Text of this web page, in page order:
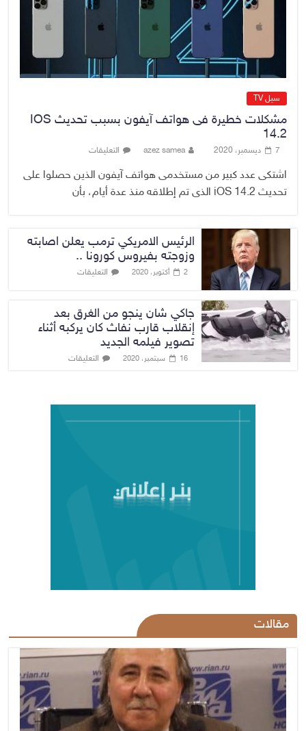
المشاريع الاستراتيجية بالموصل
ويشدد على ضرورة إنجازها
سيل TV
مشكلات خطيرة فى هواتف آيفون بسبب تحديث IOS
14.2
7 ديسمبر، 2020 azez samea التعليقات
اشتكى عدد كبير من مستخدمى هواتف آيفون الذين حصلوا على
تحديث iOS 14.2 الذى تم إطلاقه منذ عدة أيام، بأن
الرئيس الامريكي ترمب يعلن اصابته
وزوجته بفيروس كورونا ..
2 أكتوبر، 2020 التعليقات
جاكي شان ينجو من الغرق بعد
إنقلاب قارب نفاث كان يركبه أثناء
تصوير فيلمه الجديد
16 سبتمبر، 2020 التعليقات
مقالات